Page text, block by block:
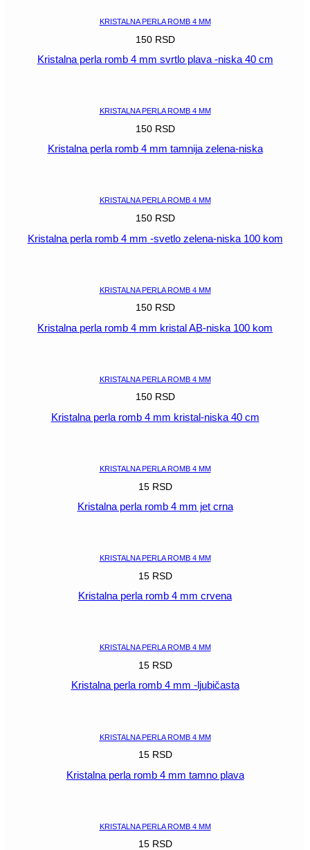
KRISTALNA PERLA ROMB 4 MM
150 RSD
Kristalna perla romb 4 mm svrtlo plava -niska 40 cm
KRISTALNA PERLA ROMB 4 MM
150 RSD
Kristalna perla romb 4 mm tamnija zelena-niska
KRISTALNA PERLA ROMB 4 MM
150 RSD
Kristalna perla romb 4 mm -svetlo zelena-niska 100 kom
KRISTALNA PERLA ROMB 4 MM
150 RSD
Kristalna perla romb 4 mm kristal AB-niska 100 kom
KRISTALNA PERLA ROMB 4 MM
150 RSD
Kristalna perla romb 4 mm kristal-niska 40 cm
KRISTALNA PERLA ROMB 4 MM
15 RSD
Kristalna perla romb 4 mm jet crna
KRISTALNA PERLA ROMB 4 MM
15 RSD
Kristalna perla romb 4 mm crvena
KRISTALNA PERLA ROMB 4 MM
15 RSD
Kristalna perla romb 4 mm -ljubičasta
KRISTALNA PERLA ROMB 4 MM
15 RSD
Kristalna perla romb 4 mm tamno plava
KRISTALNA PERLA ROMB 4 MM
15 RSD